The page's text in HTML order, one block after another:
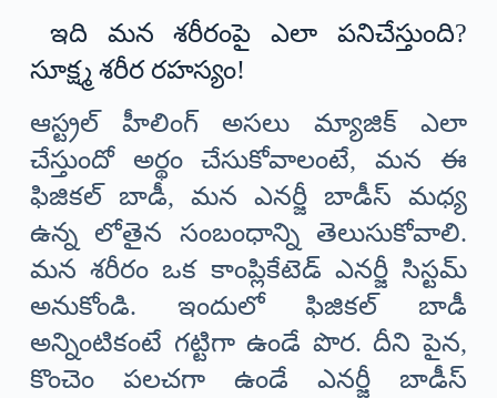
ఇది మన శరీరంపై ఎలా పనిచేస్తుంది?
సూక్ష్మ శరీర రహస్యం!
ఆస్ట్రల్ హీలింగ్ అసలు మ్యాజిక్ ఎలా
చేస్తుందో అర్థం చేసుకోవాలంటే, మన ఈ
ఫిజికల్ బాడీ, మన ఎనర్జీ బాడీస్ మధ్య
ఉన్న లోతైన సంబంధాన్ని తెలుసుకోవాలి.
మన శరీరం ఒక కాంప్లికేటెడ్ ఎనర్జీ సిస్టమ్
అనుకోండి. ఇందులో ఫిజికల్ బాడీ
అన్నింటికంటే గట్టిగా ఉండే పొర. దీని పైన,
కొంచెం పలచగా ఉండే ఎనర్జీ బాడీస్